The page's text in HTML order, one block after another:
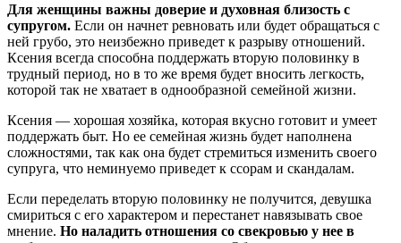
Для женщины важны доверие и духовная близость с
супругом. Если он начнет ревновать или будет обращаться с
ней грубо, это неизбежно приведет к разрыву отношений.
Ксения всегда способна поддержать вторую половинку в
трудный период, но в то же время будет вносить легкость,
которой так не хватает в однообразной семейной жизни.
Ксения — хорошая хозяйка, которая вкусно готовит и умеет
поддержать быт. Но ее семейная жизнь будет наполнена
сложностями, так как она будет стремиться изменить своего
супруга, что неминуемо приведет к ссорам и скандалам.
Если переделать вторую половинку не получится, девушка
смириться с его характером и перестанет навязывать свое
мнение. Но наладить отношения со свекровью у нее в